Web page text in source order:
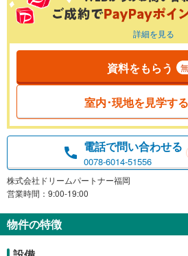
詳細を見る
資料をもらう
室内･現地を見学する
電話で問い合わせる
0078-6014-51556
株式会社ドリームパートナー福岡
営業時間：9:00-19:00
物件の特徴